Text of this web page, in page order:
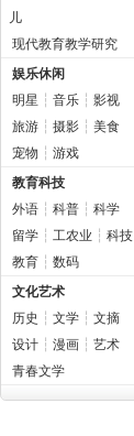
儿
现代教育教学研究
娱乐休闲
明星 ┆ 音乐 ┆ 影视
旅游 ┆ 摄影 ┆ 美食
宠物 ┆ 游戏
教育科技
外语 ┆ 科普 ┆ 科学
留学 ┆ 工农业 ┆ 科技
教育 ┆ 数码
文化艺术
历史 ┆ 文学 ┆ 文摘
设计 ┆ 漫画 ┆ 艺术
青春文学